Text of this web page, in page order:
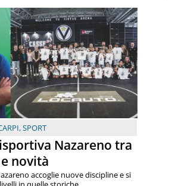
,SPORT
Nazareno tra
novità
accoglie nuove discipline e si